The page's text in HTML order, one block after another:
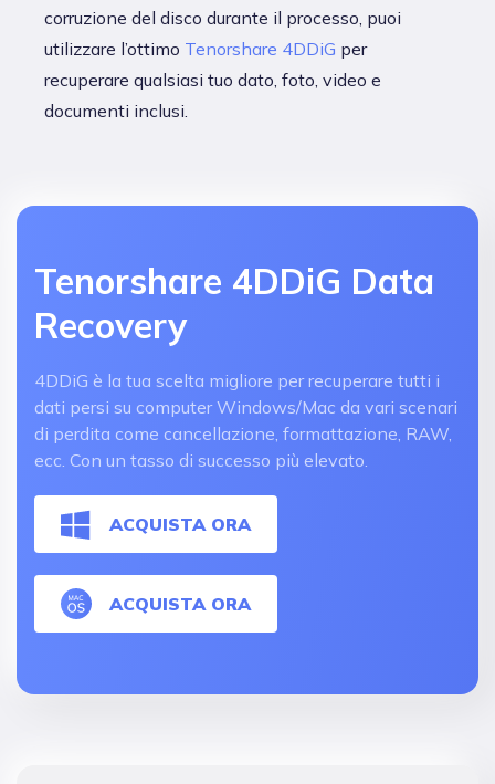
corruzione del disco durante il processo, puoi
utilizzare l’ottimo Tenorshare 4DDiG per
recuperare qualsiasi tuo dato, foto, video e
documenti inclusi.
Tenorshare 4DDiG Data
Recovery
4DDiG è la tua scelta migliore per recuperare tutti i
dati persi su computer Windows/Mac da vari scenari
di perdita come cancellazione, formattazione, RAW,
ecc. Con un tasso di successo più elevato.
ACQUISTA ORA
ACQUISTA ORA